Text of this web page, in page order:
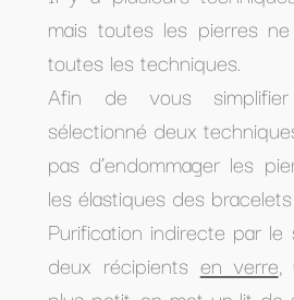
mais toutes les pierres
toutes les techniques.
Afin de vous
sélectionné deux
pas d’endommager les
les élastiques des
Purification indirecte par
deux récipients en verre,